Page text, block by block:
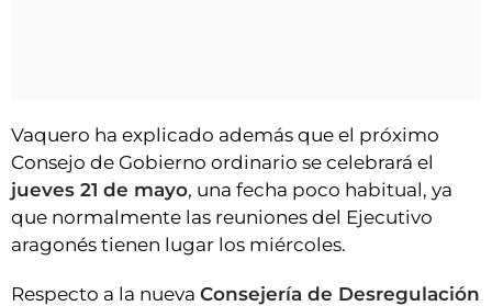
Vaquero ha explicado además que el próximo
Consejo de Gobierno ordinario se celebrará el
jueves 21 de mayo, una fecha poco habitual, ya
que normalmente las reuniones del Ejecutivo
aragonés tienen lugar los miércoles.
Respecto a la nueva Consejería de Desregulación